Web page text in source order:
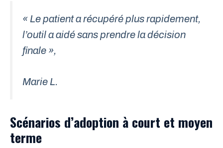
« Le patient a récupéré plus rapidement,
l’outil a aidé sans prendre la décision
finale »,
Marie L.
Scénarios d’adoption à court et moyen
terme